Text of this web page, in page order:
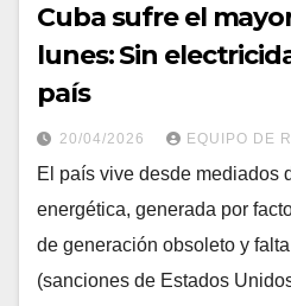
Cuba sufre el
lunes: Sin
país
20/04/2026 EQUIPO DE
El país vive desde mediados
energética, generada por
de generación obsoleto y
(sanciones de Estados